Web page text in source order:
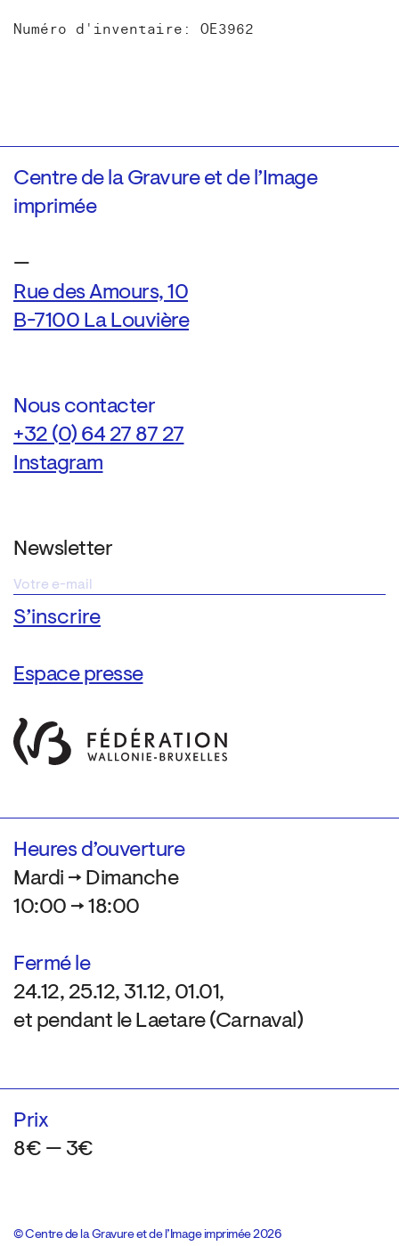
Numéro d'inventaire: OE3962
Centre de la Gravure et de l’Image
imprimée
—
Rue des Amours, 10
B-7100 La Louvière
Nous contacter
+32 (0) 64 27 87 27
Instagram
Newsletter
Espace presse
Heures d’ouverture
Mardi → Dimanche
10:00 → 18:00
Fermé le
24.12, 25.12, 31.12, 01.01,
et pendant le Laetare (Carnaval)
Prix
8€ — 3€
© Centre de la Gravure et de l’Image imprimée 2026